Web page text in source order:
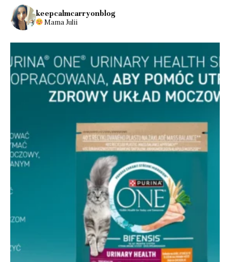
keepcalmcarryonblog
Mama Julii